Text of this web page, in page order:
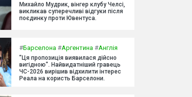
Михайло Мудрик, вінгер клубу Челсі,
викликав суперечливі відгуки після
поєдинку проти Ювентуса.
#Барселона #Аргентина #Англія
"Ця пропозиція виявилася дійсно
вигідною". Найвидатніший гравець
ЧС-2026 вирішив відхилити інтерес
Реала на користь Барселони.